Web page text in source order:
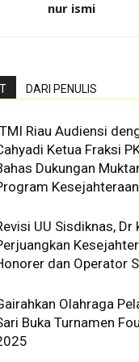
nur ismi
DARI PENULIS
Riau Audiensi
Ketua Fraksi
Dukungan
Kesejahteraan
UU Sisdiknas, Dr
dan Operator
Olahraga
Buka Turnamen